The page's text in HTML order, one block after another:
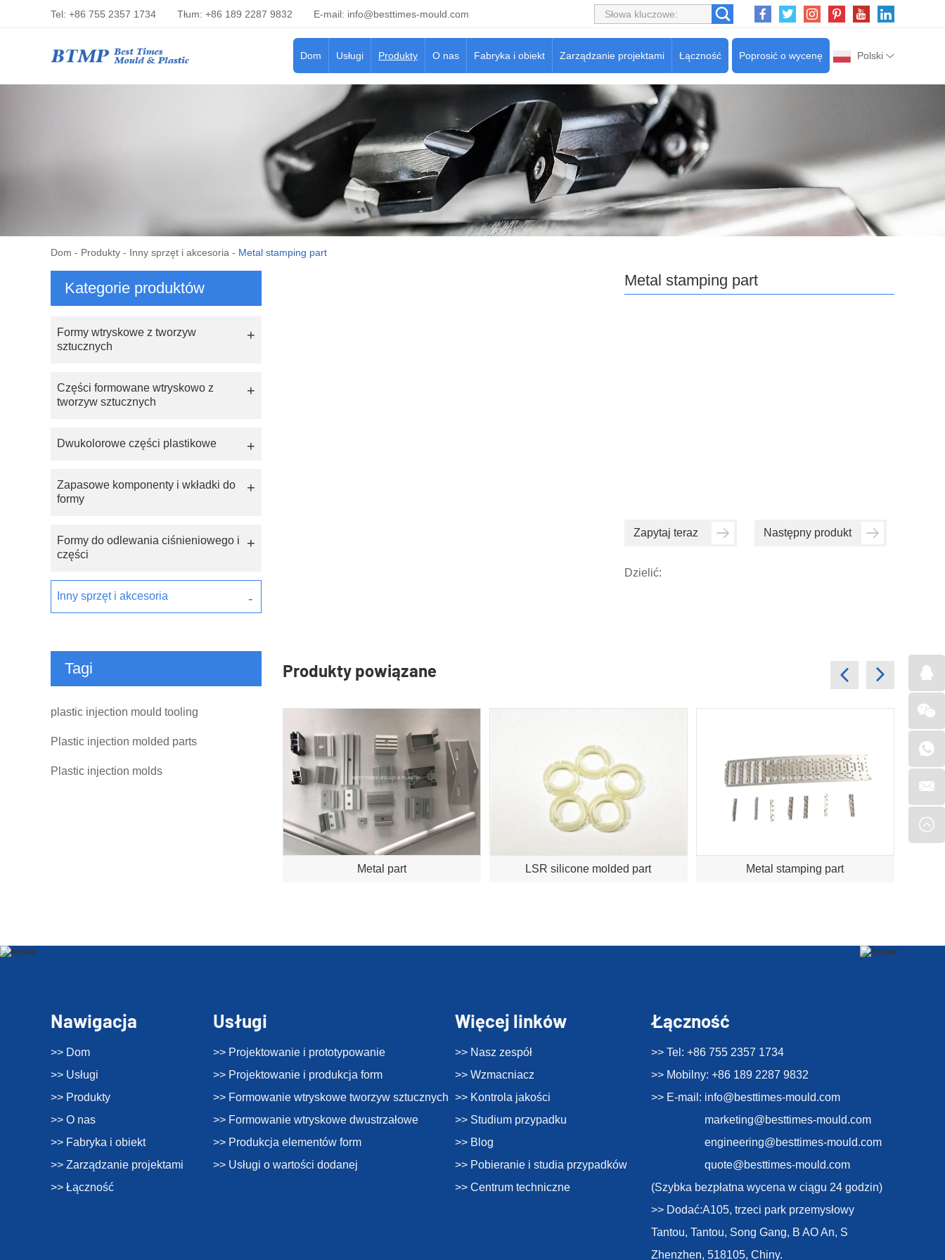
Tel: +86 755 2357 1734 Tłum: +86 189 2287 9832 E-mail: info@besttimes-mould.com
Polski
Poprosić o wycenę
Dom Usługi Produkty O nas Fabryka i obiekt Zarządzanie projektami Łączność
Dom - Produkty - Inny sprzęt i akcesoria - Metal stamping part
Metal stamping part
Zapytaj teraz Następny produkt
Dzielić:
Produkty powiązane
Metal part LSR silicone molded part Metal stamping part
Kategorie produktów
Formy wtryskowe z tworzyw
sztucznych
Części formowane wtryskowo z
tworzyw sztucznych
Dwukolorowe części plastikowe
Zapasowe komponenty i wkładki do
formy
Formy do odlewania ciśnieniowego i
części
Inny sprzęt i akcesoria
Tagi
plastic injection mould tooling
Plastic injection molded parts
Plastic injection molds
Nawigacja
>> Dom
>> Usługi
>> Produkty
>> O nas
>> Fabryka i obiekt
>> Zarządzanie projektami
>> Łączność
Usługi
>> Projektowanie i prototypowanie
>> Projektowanie i produkcja form
>> Formowanie wtryskowe tworzyw sztucznych
>> Formowanie wtryskowe dwustrzałowe
>> Produkcja elementów form
>> Usługi o wartości dodanej
Więcej linków
>> Nasz zespół
>> Wzmacniacz
>> Kontrola jakości
>> Studium przypadku
>> Blog
>> Pobieranie i studia przypadków
>> Centrum techniczne
Łączność
>> Tel: +86 755 2357 1734
>> Mobilny: +86 189 2287 9832
>> E-mail: info@besttimes-mould.com
marketing@besttimes-mould.com
engineering@besttimes-mould.com
quote@besttimes-mould.com
(Szybka bezpłatna wycena w ciągu 24 godzin)
>> Dodać:A105, trzeci park przemysłowy
Tantou, Tantou, Song Gang, B AO An, S
Zhenzhen, 518105, Chiny.